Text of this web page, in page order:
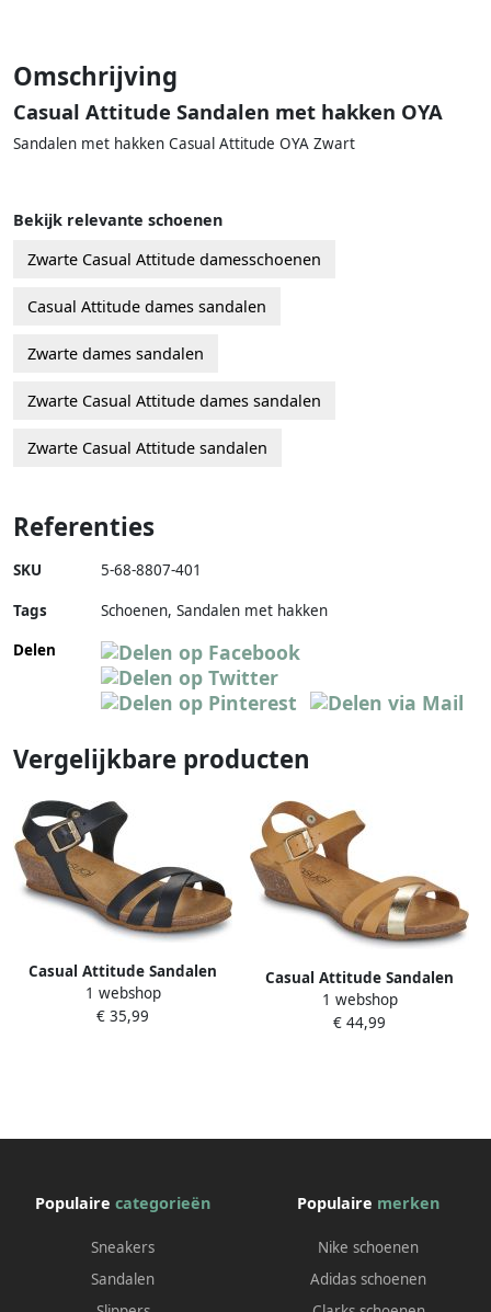
Omschrijving
Casual Attitude Sandalen met hakken OYA
Sandalen met hakken Casual Attitude OYA Zwart
Bekijk relevante schoenen
Zwarte Casual Attitude damesschoenen
Casual Attitude dames sandalen
Zwarte dames sandalen
Zwarte Casual Attitude dames sandalen
Zwarte Casual Attitude sandalen
Referenties
SKU 5-68-8807-401
Tags
Schoenen, Sandalen met hakken
Delen
Vergelijkbare producten
Casual Attitude Sandalen
met hakken OYA
1 webshop
€ 35,99
Casual Attitude Sandalen
met hakken OYA
1 webshop
€ 44,99
Populaire categorieën
Sneakers
Sandalen
Populaire merken
Nike schoenen
Adidas schoenen